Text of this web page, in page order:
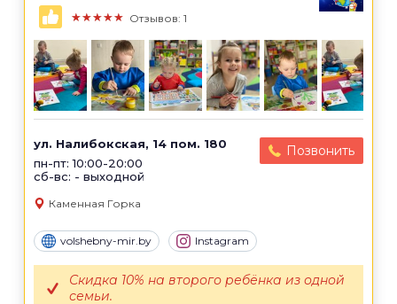
★★★★★ Отзывов: 1
ул. Налибокская, 14 пом. 180
пн-пт: 10:00-20:00
сб-вс: - выходной
Позвонить
Каменная Горка
volshebny-mir.by Instagram
Скидка 10% на второго ребёнка из одной
семьи.